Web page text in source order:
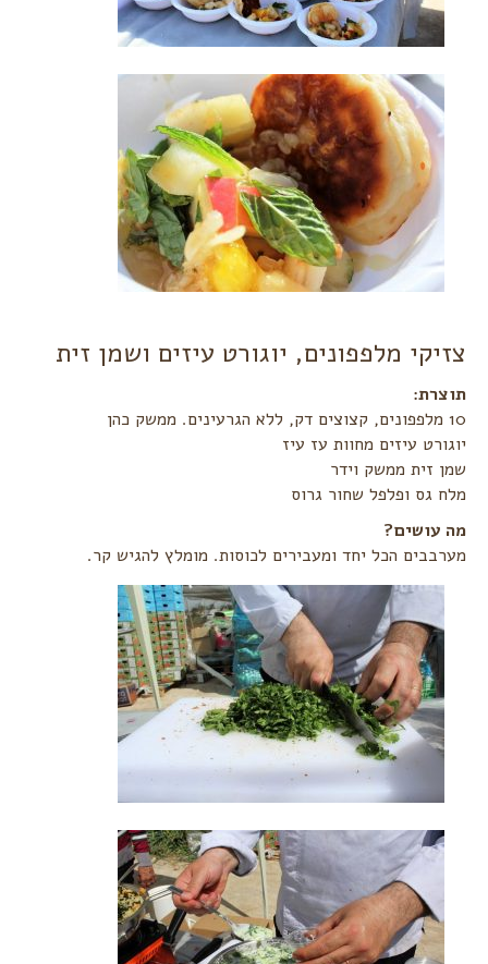
צזיקי מלפפונים, יוגורט עיזים ושמן זית
תוצרת:‏
יוגורט עיזים מחוות עז עיז
שמן זית ממשק וידר
מלח גס ופלפל שחור גרוס
מה עושים?‏
מערבבים הכל יחד ומעבירים לכוסות. מומלץ להגיש קר.‏